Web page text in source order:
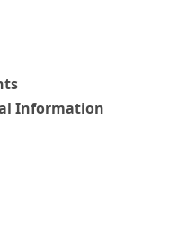
Information